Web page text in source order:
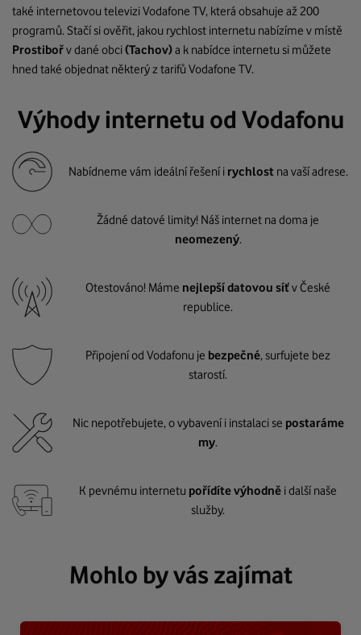
také internetovou televizi Vodafone TV, která obsahuje až 200
programů. Stačí si ověřit, jakou rychlost internetu nabízíme v místě
Prostibořv dané obci(Tachov)a k nabídce internetu si můžete
hned také objednat některý z tarifů Vodafone TV.
Výhody internetu od Vodafonu
Nabídneme vám ideální řešení i rychlost na vaší adrese.
Žádné datové limity! Náš internet na doma je
neomezený.
Otestováno! Máme nejlepší datovou síťv České
republice.
Připojení od Vodafonu je bezpečné, surfujete bez
starostí.
Nic nepotřebujete, o vybavení i instalaci se postaráme
my.
K pevnému internetu pořídíte výhodně i další naše
služby.
Mohlo by vás zajímat